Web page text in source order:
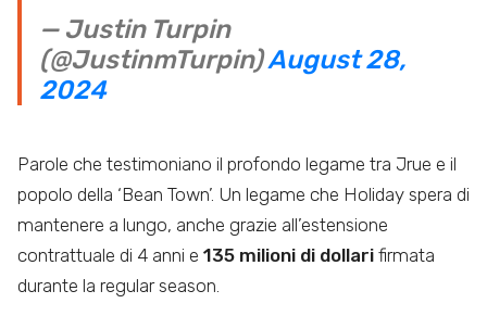
— Justin Turpin
(@JustinmTurpin)August 28,
2024
Parole che testimoniano il profondo legame tra Jrue e il
popolo della ‘Bean Town’. Un legame che Holiday spera di
mantenere a lungo, anche grazie all’estensione
contrattuale di 4 anni e 135 milioni di dollari firmata
durante la regular season.